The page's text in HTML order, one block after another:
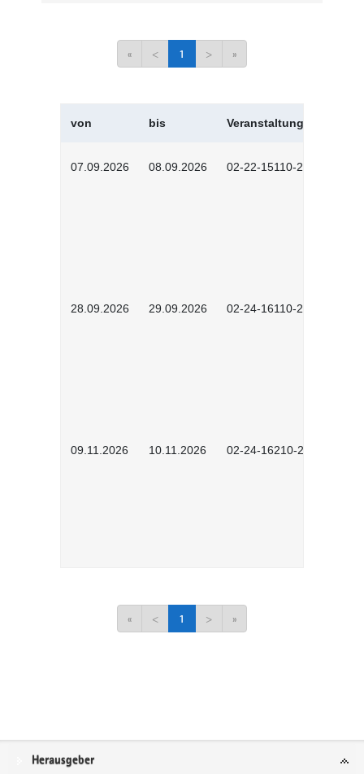
« < 1 > »
von bis Veranstaltungskürzel
07.09.2026 08.09.2026 02-22-15110-2502
28.09.2026 29.09.2026 02-24-16110-2601
09.11.2026 10.11.2026 02-24-16210-2503
« < 1 > »
Service
Herausgeber